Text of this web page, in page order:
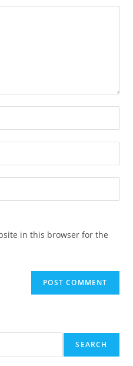
in this browser for the
SEARCH